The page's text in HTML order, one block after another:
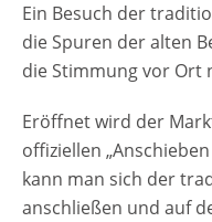
Ein Besuch der
die Spuren der alten
die Stimmung vor Ort
Eröffnet wird der
offiziellen
kann man sich der
anschließen und auf